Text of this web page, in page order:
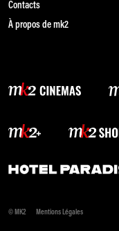
Contacts
À propos de mk2
© MK2 Mentions Légales